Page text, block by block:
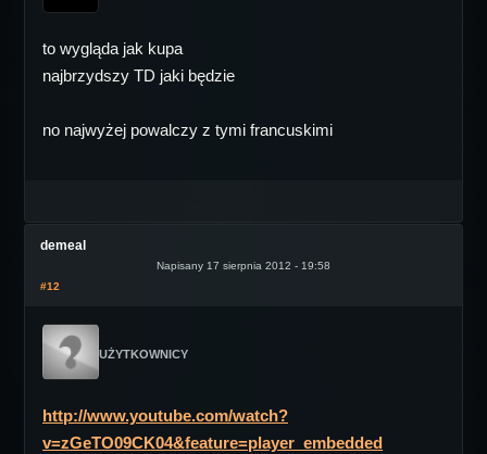
to wygląda jak kupa
najbrzydszy TD jaki będzie
no najwyżej powalczy z tymi francuskimi
demeal
Napisany 17 sierpnia 2012 - 19:58
#12
UŻYTKOWNICY
http://www.youtube.com/watch?
v=zGeTO09CK04&feature=player_embedded